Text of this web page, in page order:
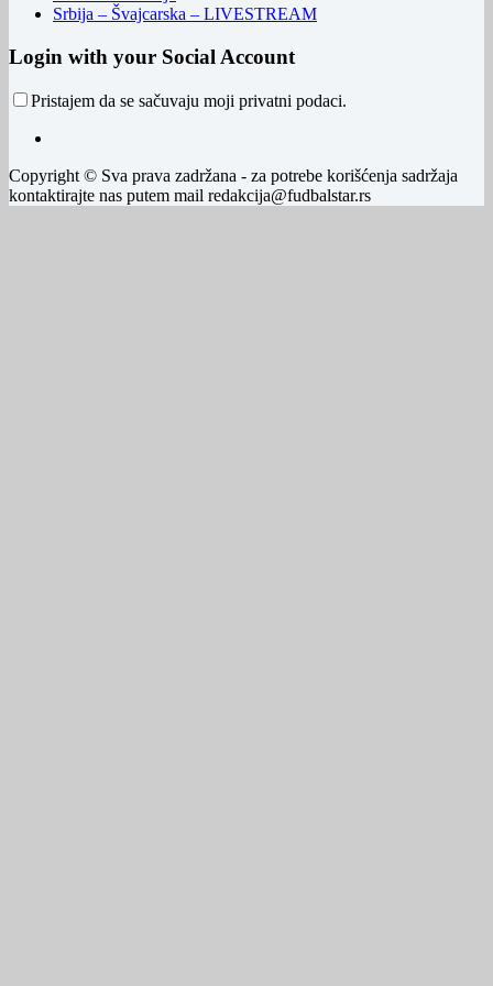
Srbija – Švajcarska – LIVESTREAM
Login with your Social Account
Pristajem da se sačuvaju moji privatni podaci.
Copyright © Sva prava zadržana - za potrebe korišćenja sadržaja
kontaktirajte nas putem mail redakcija@fudbalstar.rs